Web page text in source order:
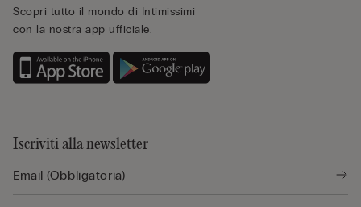
Scopri tutto il mondo di Intimissimi
con la nostra app ufficiale.
Iscriviti alla newsletter